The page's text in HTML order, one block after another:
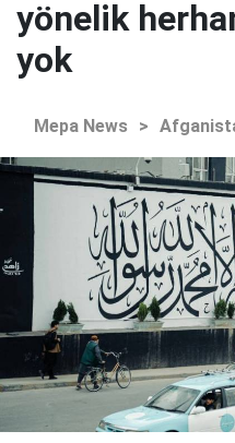
yönelik
yok
Mepa News >